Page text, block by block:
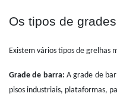
Os tipos de
Existem vários tipos de grelhas
Grade de barra: A grade de
pisos industriais, plataformas,